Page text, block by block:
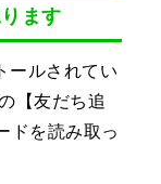
ます
ールされてい
【友だち追
ドを読み取っ